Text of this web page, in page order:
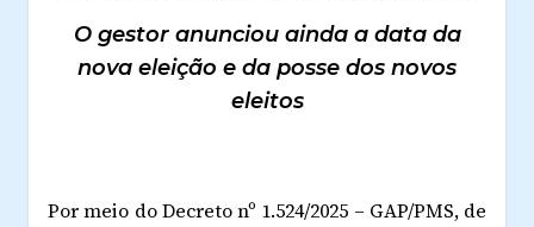
O gestor anunciou ainda a data da
nova eleição e da posse dos novos
eleitos
Por meio do Decreto nº 1.524/2025 – GAP/PMS, de